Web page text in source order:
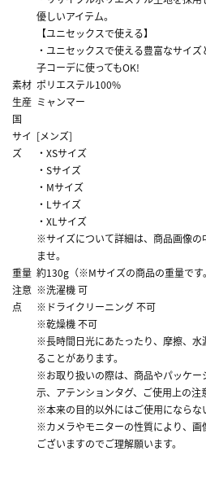
優しいアイテム。
【ユニセックスで使える】
・ユニセックスで使える豊富なサイ
子コーデに使ってもOK!
素材 ポリエステル100%
生産
国
ミャンマー
サイ
ズ
[メンズ]
・XSサイズ
・Sサイズ
・Mサイズ
・Lサイズ
・XLサイズ
※サイズについて詳細は、商品画像の
ませ。
重量 約130g（※Mサイズの商品の重量です
注意
点
※洗濯機 可
※ドライクリーニング 不可
※乾燥機 不可
※長時間日光にあたったり、摩擦、水
ることがあります。
※お取り扱いの際は、商品やパッケー
示、アテンションタグ、ご使用上の注
※本来の目的以外にはご使用にならな
※カメラやモニターの性質により、画
ございますのでご理解願います。